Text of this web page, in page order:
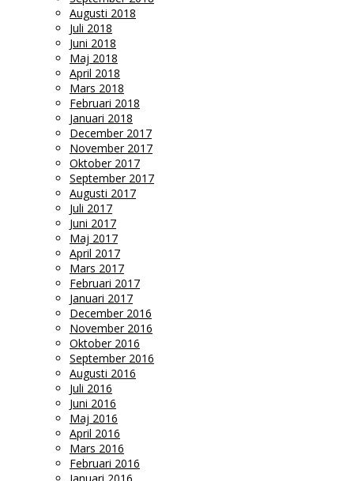
Augusti 2018
Juli 2018
Juni 2018
Maj 2018
April 2018
Mars 2018
Februari 2018
Januari 2018
December 2017
November 2017
Oktober 2017
September 2017
Augusti 2017
Juli 2017
Juni 2017
Maj 2017
April 2017
Mars 2017
Februari 2017
Januari 2017
December 2016
November 2016
Oktober 2016
September 2016
Augusti 2016
Juli 2016
Juni 2016
Maj 2016
April 2016
Mars 2016
Februari 2016